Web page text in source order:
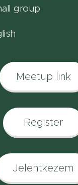
group
Meetup link
Register
Jelentkezem